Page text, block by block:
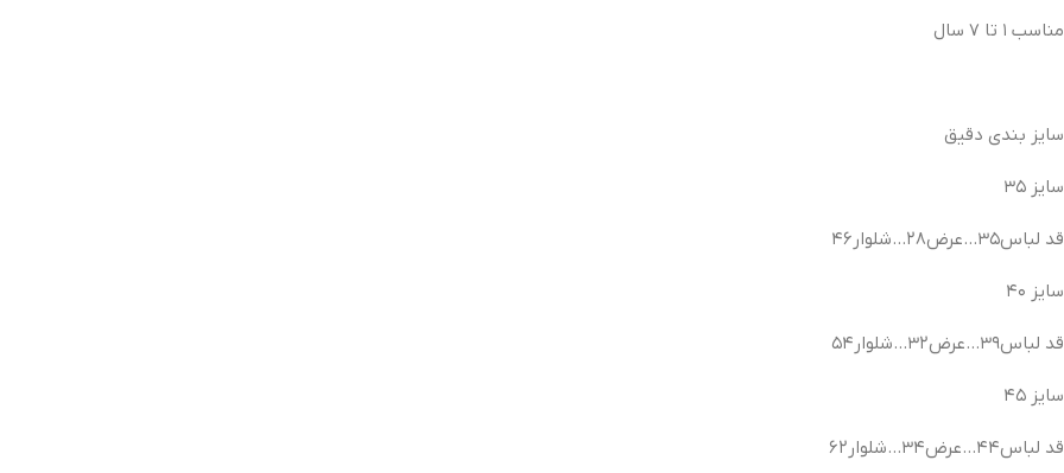
مناسب ۱ تا ۷ سال
سایز بندی دقیق
سایز ۳۵
قد لباس۳۵…عرض۲۸…شلوار۴۶
سایز ۴۰
قد لباس۳۹…عرض۳۲…شلوار۵۴
سایز ۴۵
قد لباس۴۴…عرض۳۴…شلوار۶۲